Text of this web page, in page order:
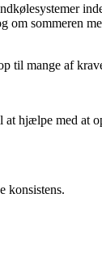
sommeren
til mange af
hjælpe med at
konsistens.